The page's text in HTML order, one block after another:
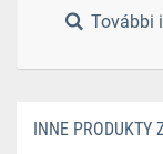
További
INNE PRODUKTY